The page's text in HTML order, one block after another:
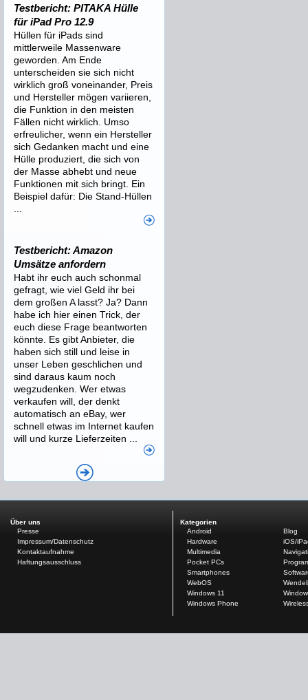
Testbericht: PITAKA Hülle
für iPad Pro 12.9
Hüllen für iPads sind
mittlerweile Massenware
geworden. Am Ende
unterscheiden sie sich nicht
wirklich groß voneinander, Preis
und Hersteller mögen variieren,
die Funktion in den meisten
Fällen nicht wirklich. Umso
erfreulicher, wenn ein Hersteller
sich Gedanken macht und eine
Hülle produziert, die sich von
der Masse abhebt und neue
Funktionen mit sich bringt. Ein
Beispiel dafür: Die Stand-Hüllen
Testbericht: Amazon
Umsätze anfordern
Habt ihr euch auch schonmal
gefragt, wie viel Geld ihr bei
dem großen A lasst? Ja? Dann
habe ich hier einen Trick, der
euch diese Frage beantworten
könnte. Es gibt Anbieter, die
haben sich still und leise in
unser Leben geschlichen und
sind daraus kaum noch
wegzudenken. Wer etwas
verkaufen will, der denkt
automatisch an eBay, wer
schnell etwas im Internet kaufen
will und kurze Lieferzeiten ...
Über uns
Presse
Impressum/Datenschutz
Kontaktaufnahme
Haftungsausschluss
Kategorien
Android
Blog
Hardware
iOS/
Multimedia
Pocket PCs
Smartphones
WebOS
Windows 11
Windows Phone